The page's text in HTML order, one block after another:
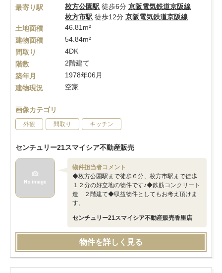
最寄り駅
枚方公園駅 徒歩6分 京阪電気鉄道京阪線
枚方市駅 徒歩12分 京阪電気鉄道京阪線
土地面積
46.81m²
建物面積
54.84m²
間取り
4DK
階数
2階建て
築年月
1978年06月
建物現況
空家
画像カテゴリ
外観 間取り キッチン
センチュリー21スマイシア不動産販売
物件担当者コメント
◆枚方公園駅まで徒歩６分、枚方市駅まで徒歩
１２分の好立地の物件です♪◆鉄筋コンクリート
造 ２階建て◆収益物件としてもお考え頂けま
す。
センチュリー21スマイシア不動産販売香里店
物件を詳しく見る